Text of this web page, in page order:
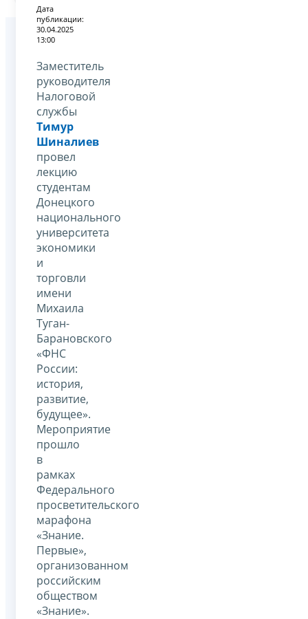
Дата
публикации:
30.04.2025
13:00
Заместитель
руководителя
Налоговой
службы
Тимур
Шиналиев
провел
лекцию
студентам
Донецкого
национального
университета
экономики
и
торговли
имени
Михаила
Туган-
Барановского
«ФНС
России:
история,
развитие,
будущее».
Мероприятие
прошло
в
рамках
Федерального
просветительского
марафона
«Знание.
Первые»,
организованном
российским
обществом
«Знание».